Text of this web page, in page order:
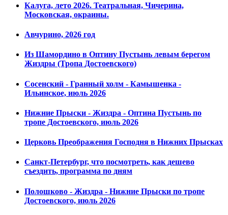
Калуга, лето 2026. Театральная, Чичерина,
Московская, окраины.
Авчурино, 2026 год
Из Шамордино в Оптину Пустынь левым берегом
Жиздры (Тропа Достоевского)
Сосенский - Гранный холм - Камышенка -
Ильинское, июль 2026
Нижние Прыски - Жиздра - Оптина Пустынь по
тропе Достоевского, июль 2026
Церковь Преображения Господня в Нижних Прысках
Санкт-Петербург, что посмотреть, как дешево
съездить, программа по дням
Полошково - Жиздра - Нижние Прыски по тропе
Достоевского, июль 2026